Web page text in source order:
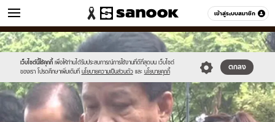
เข้าสู่ระบบสมาชิก
ข่าว หมวดอื่นๆ
เว็บไซต์นี้ใช้คุกกี้ เพื่อให้ท่านได้รับประสบการณ์การใช้งานที่ดีที่สุดบน เว็บไซต์
ของเรา โปรดศึกษาเพิ่มเติมที่ นโยบายความเป็นส่วนตัว และ นโยบายคุกกี้
ตกลง
Sanook
//s.isanook.com/sr/0/images/logo-
new-
sanook.png
600
60
//s.isanook.com/ns/0/ud/376/1880678/651680-
01.jpg